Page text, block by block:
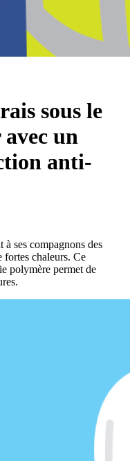
sous le
un
anti-
ses compagnons des
fortes chaleurs. Ce
polymère permet de